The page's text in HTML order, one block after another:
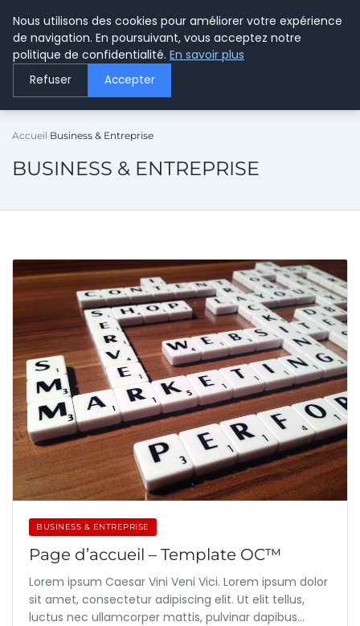
LE WEBMARKETING
Accueil Business & Entreprise
BUSINESS & ENTREPRISE
BUSINESS & ENTREPRISE
Page d’accueil – Template OC™
Lorem ipsum Caesar Vini Veni Vici. Lorem ipsum dolor
sit amet, consectetur adipiscing elit. Ut elit tellus,
luctus nec ullamcorper mattis, pulvinar dapibus…
Nous utilisons des cookies pour améliorer votre expérience
de navigation. En poursuivant, vous acceptez notre
politique de confidentialité. En savoir plus
Refuser Accepter